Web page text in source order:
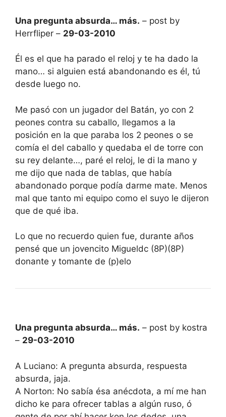
Una pregunta absurda… más. – post by
Herrfliper – 29-03-2010
Él es el que ha parado el reloj y te ha dado la
mano… si alguien está abandonando es él, tú
desde luego no.
Me pasó con un jugador del Batán, yo con 2
peones contra su caballo, llegamos a la
posición en la que paraba los 2 peones o se
comía el del caballo y quedaba el de torre con
su rey delante…, paré el reloj, le di la mano y
me dijo que nada de tablas, que había
abandonado porque podía darme mate. Menos
mal que tanto mi equipo como el suyo le dijeron
que de qué iba.
Lo que no recuerdo quien fue, durante años
pensé que un jovencito Migueldc (8P)(8P)
donante y tomante de (p)elo
Una pregunta absurda… más. – post by kostra
– 29-03-2010
A Luciano: A pregunta absurda, respuesta
absurda, jaja.
A Norton: No sabía ésa anécdota, a mí me han
dicho ke para ofrecer tablas a algún ruso, ó